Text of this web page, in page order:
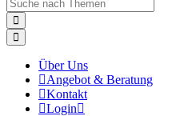


Über Uns
Angebot & Beratung
Kontakt
Login